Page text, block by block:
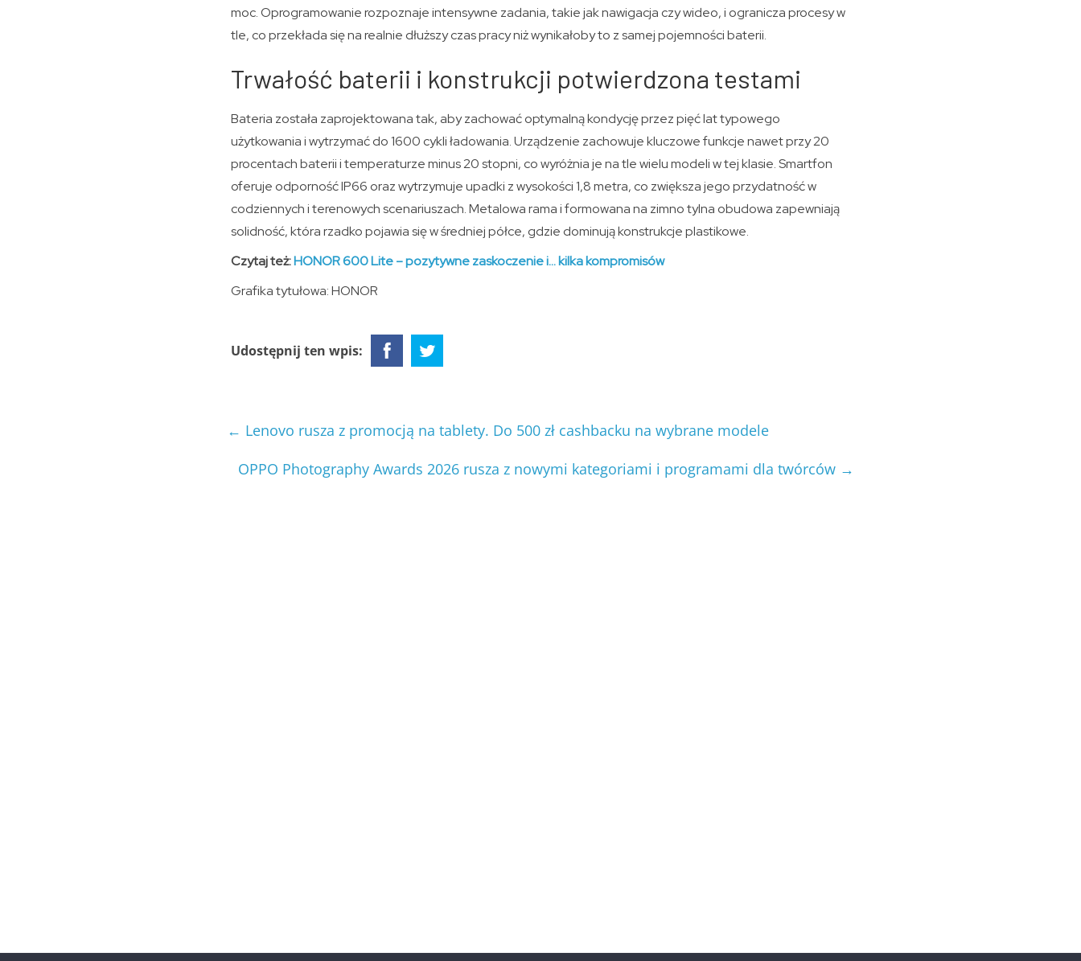
moc. Oprogramowanie rozpoznaje intensywne zadania, takie jak nawigacja czy wideo, i ogranicza procesy w
tle, co przekłada się na realnie dłuższy czas pracy niż wynikałoby to z samej pojemności baterii.
Trwałość baterii i konstrukcji potwierdzona testami
Bateria została zaprojektowana tak, aby zachować optymalną kondycję przez pięć lat typowego
użytkowania i wytrzymać do 1600 cykli ładowania. Urządzenie zachowuje kluczowe funkcje nawet przy 20
procentach baterii i temperaturze minus 20 stopni, co wyróżnia je na tle wielu modeli w tej klasie. Smartfon
oferuje odporność IP66 oraz wytrzymuje upadki z wysokości 1,8 metra, co zwiększa jego przydatność w
codziennych i terenowych scenariuszach. Metalowa rama i formowana na zimno tylna obudowa zapewniają
solidność, która rzadko pojawia się w średniej półce, gdzie dominują konstrukcje plastikowe.
Czytaj też:HONOR 600 Lite – pozytywne zaskoczenie i… kilka kompromisów
Grafika tytułowa: HONOR
Udostępnij ten wpis:
← Lenovo rusza z promocją na tablety. Do 500 zł cashbacku na wybrane modele
OPPO Photography Awards 2026 rusza z nowymi kategoriami i programami dla twórców →